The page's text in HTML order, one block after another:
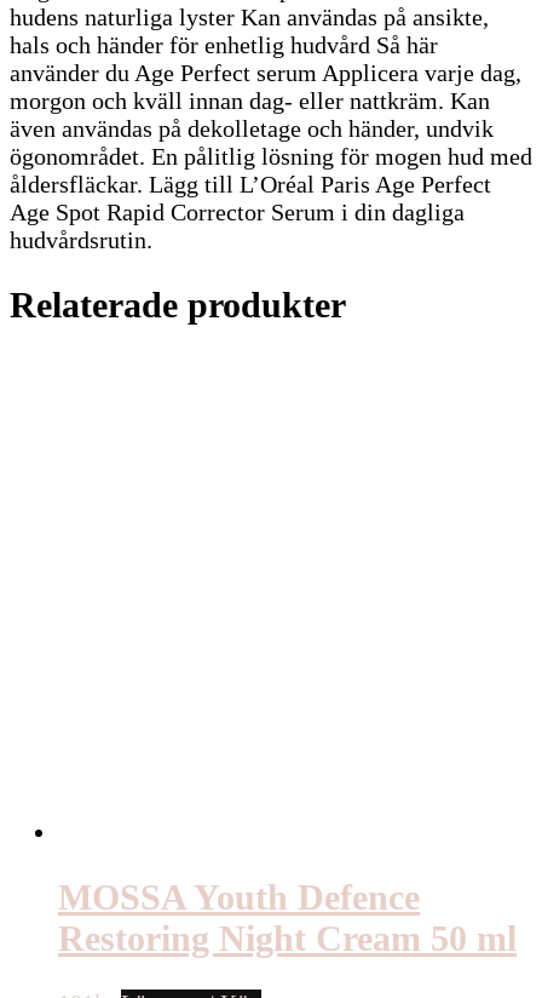
hudens naturliga lyster Kan användas på ansikte,
hals och händer för enhetlig hudvård Så här
använder du Age Perfect serum Applicera varje dag,
morgon och kväll innan dag- eller nattkräm. Kan
även användas på dekolletage och händer, undvik
ögonområdet. En pålitlig lösning för mogen hud med
åldersfläckar. Lägg till L’Oréal Paris Age Perfect
Age Spot Rapid Corrector Serum i din dagliga
hudvårdsrutin.
Relaterade produkter
MOSSA Youth Defence
Restoring Night Cream 50 ml